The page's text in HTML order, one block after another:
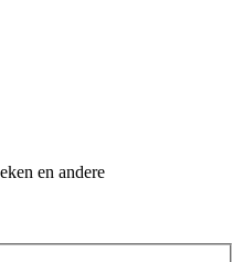
en andere